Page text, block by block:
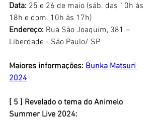
Data: 25 e 26 de maio (sáb. das 10h às
18h e dom. 10h às 17h)
Endereço: Rua São Joaquim, 381 –
Liberdade - São Paulo/ SP
Maiores informações: Bunka Matsuri
2024
[ 5 ] Revelado o tema do Animelo
Summer Live 2024: